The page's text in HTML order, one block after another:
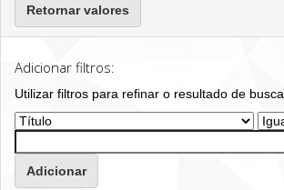
Retornar valores
Adicionar filtros:
Utilizar filtros para refinar o resultado de busca.